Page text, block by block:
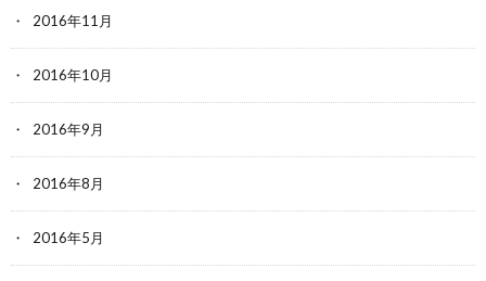
2016年11月
2016年10月
2016年9月
2016年8月
2016年5月